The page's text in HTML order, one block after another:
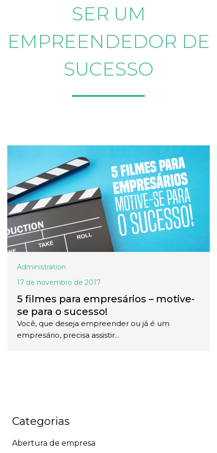
SER UM
EMPREENDEDOR DE
SUCESSO
Administration
17 de novembro de 2017
5 filmes para empresários – motive-
se para o sucesso!
Você, que deseja empreender ou já é um
empresário, precisa assistir...
Categorias
Abertura de empresa